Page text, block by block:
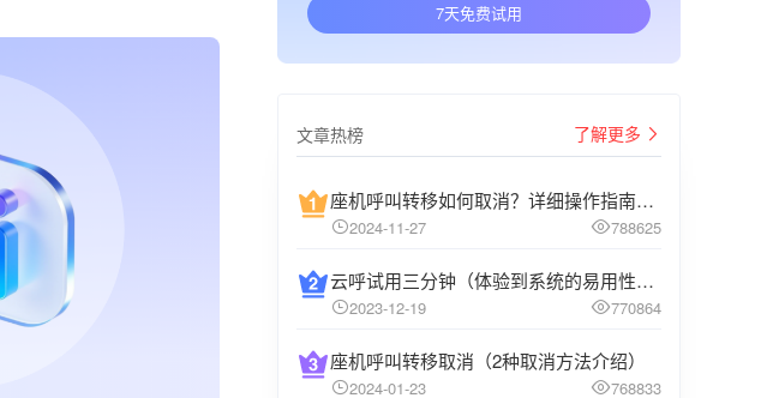
7天免费试用
文章热榜 了解更多
座机呼叫转移如何取消？详细操作指南介绍
2024-11-27 788625
云呼试用三分钟（体验到系统的易用性和高效性）
2023-12-19 770864
座机呼叫转移取消（2种取消方法介绍）
2024-01-23 768833